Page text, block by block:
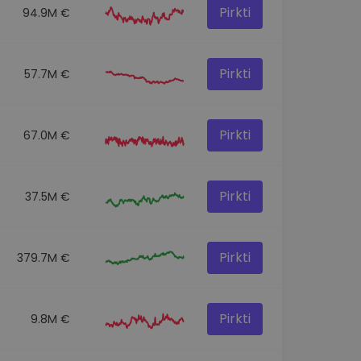
94.9M € Pirkti
57.7M € Pirkti
67.0M € Pirkti
37.5M € Pirkti
379.7M € Pirkti
9.8M € Pirkti